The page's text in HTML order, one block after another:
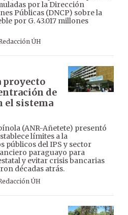
por la Dirección
Públicas (DNCP) sobre la
por G. 43.017 millones
ÚH
proyecto
de
el sistema
(ANR-Añetete) presentó
límites a la
públicos del IPS y sector
paraguayo para
y evitar crisis bancarias
décadas atrás.
ÚH